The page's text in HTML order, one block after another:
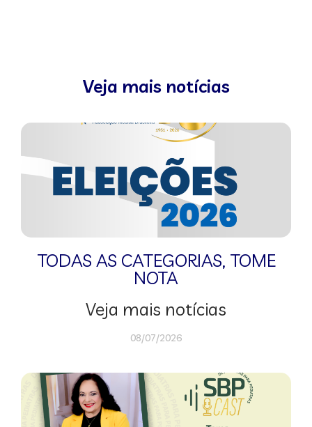
Veja mais notícias
TODAS AS CATEGORIAS, TOME
NOTA
Veja mais notícias
08/07/2026